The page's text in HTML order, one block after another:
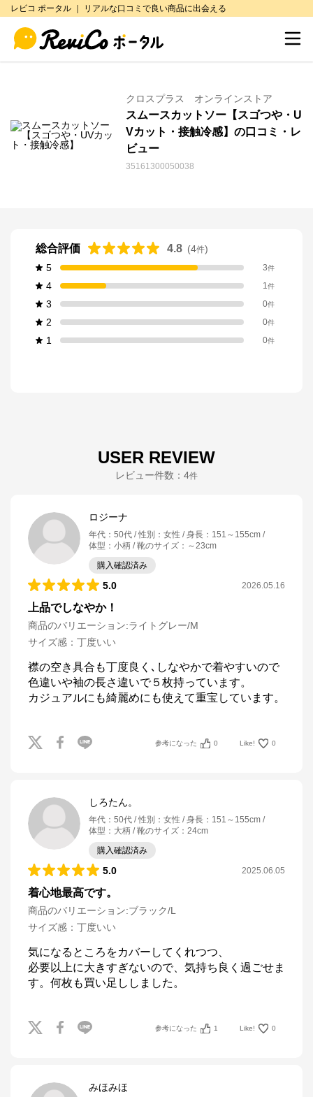
レビコ ポータル ｜ リアルな口コミで良い商品に出会える
クロスプラス オンラインストア
スムースカットソー【スゴつや・U
Vカット・接触冷感】の口コミ・レ
ビュー
35161300050038
総合評価 4.8 (4件)
5
3件
4 1件
3 0件
2 0件
1 0件
USER REVIEW
レビュー件数： 4件
ロジーナ
年代 ： 50代 性別 ： 女性 身長 ： 151～155cm
体型 ： 小柄 靴のサイズ ： ～23cm
購入確認済み
5.0 2026.05.16
上品でしなやか！
商品のバリエーション:ライトグレー/M
サイズ感 ： 丁度いい
襟の空き具合も丁度良く､しなやかで着やすいので
色違いや袖の長さ違いで５枚持っています。
カジュアルにも綺麗めにも使えて重宝しています。
参考になった 0 Like! 0
しろたん。
年代 ： 50代 性別 ： 女性 身長 ： 151～155cm
体型 ： 大柄 靴のサイズ ： 24cm
購入確認済み
5.0 2025.06.05
着心地最高です。
商品のバリエーション:ブラック/L
サイズ感 ： 丁度いい
気になるところをカバーしてくれつつ、
必要以上に大きすぎないので、気持ち良く過ごせま
す。何枚も買い足ししました。
参考になった 1 Like! 0
みほみほ